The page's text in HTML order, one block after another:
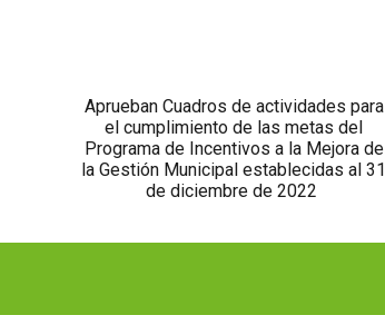
Aprueban Cuadros de actividades para
el cumplimiento de las metas del
Programa de Incentivos a la Mejora de
la Gestión Municipal establecidas al 31
de diciembre de 2022